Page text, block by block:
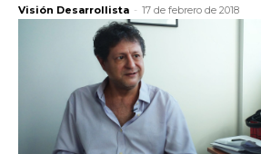
Visión Desarrollista - 17 de febrero de 2018